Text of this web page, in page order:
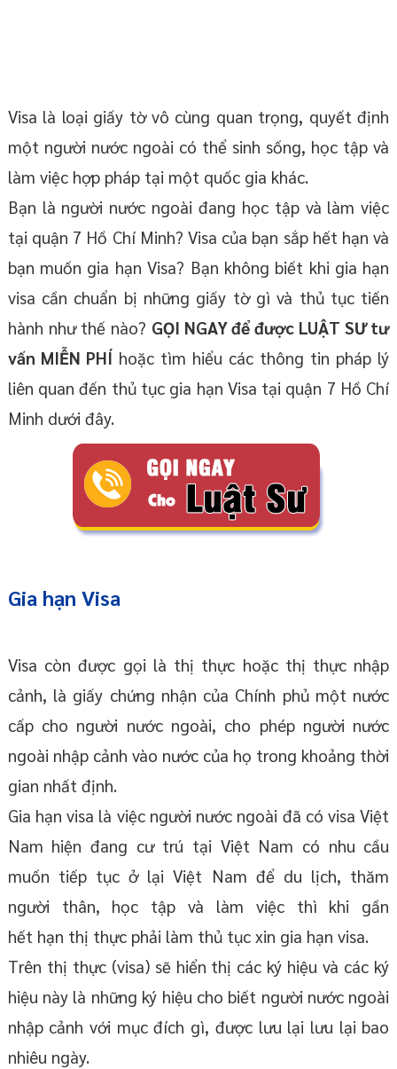
Visa là loại giấy tờ vô cùng quan trọng, quyết định
một người nước ngoài có thể sinh sống, học tập và
làm việc hợp pháp tại một quốc gia khác.
Bạn là người nước ngoài đang học tập và làm việc
tại quận 7 Hồ Chí Minh? Visa của bạn sắp hết hạn và
bạn muốn gia hạn Visa? Bạn không biết khi gia hạn
visa cần chuẩn bị những giấy tờ gì và thủ tục tiến
hành như thế nào? GỌI NGAY để được LUẬT SƯ tư
vấn MIỄN PHÍhoặc tìm hiểu các thông tin pháp lý
liên quan đến thủ tục gia hạn Visa tại quận 7 Hồ Chí
Minh dưới đây.
Gia hạn Visa
Visa còn được gọi là thị thực hoặc thị thực nhập
cảnh, là giấy chứng nhận của Chính phủ một nước
cấp cho người nước ngoài, cho phép người nước
ngoài nhập cảnh vào nước của họ trong khoảng thời
gian nhất định.
Gia hạn visa là việc người nước ngoài đã có visa Việt
Nam hiện đang cư trú tại Việt Nam có nhu cầu
muốn tiếp tục ở lại Việt Nam để du lịch, thăm
người thân, học tập và làm việc thì khi gần
hết hạn thị thực phải làm thủ tục xin gia hạn visa.
Trên thị thực (visa) sẽ hiển thị các ký hiệu và các ký
hiệu này là những ký hiệu cho biết người nước ngoài
nhập cảnh với mục đích gì, được lưu lại lưu lại bao
nhiêu ngày.